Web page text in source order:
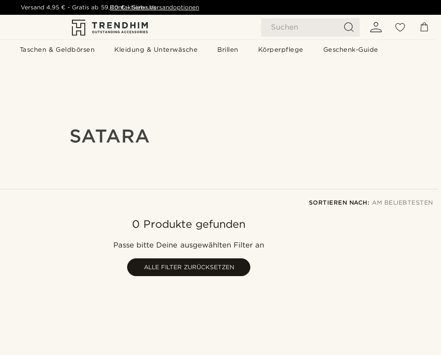
Suchen
Taschen & Geldbörsen Kleidung & Unterwäsche Brillen Körperpflege Geschenk-Guide
Versand 4,95 € -Gratis ab 59,00 € - Siehe Versandoptionen
Kontaktiere uns
SATARA
SORTIEREN NACH: AM BELIEBTESTEN
0 Produkte gefunden
Passe bitte Deine ausgewählten Filter an
ALLE FILTER ZURÜCKSETZEN